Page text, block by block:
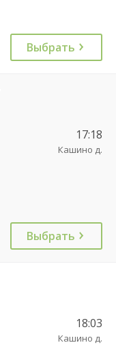
Выбрать
17:18
Кашино д.
Выбрать
18:03
Кашино д.